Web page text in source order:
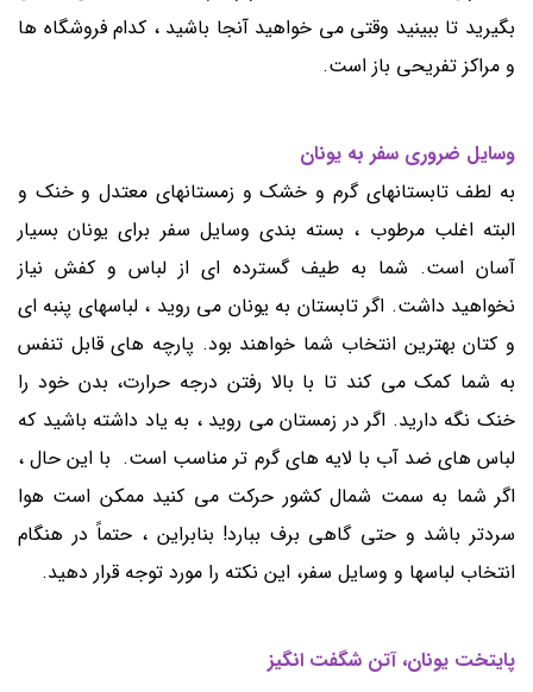
بگیرید تا ببینید وقتی می خواهید آنجا باشید ، کدام فروشگاه ها
و مراکز تفریحی باز است.
وسایل ضروری سفر به یونان
به لطف تابستانهای گرم و خشک و زمستانهای معتدل و خنک و
البته اغلب مرطوب ، بسته بندی وسایل سفر برای یونان بسیار
آسان است. شما به طیف گسترده ای از لباس و کفش نیاز
نخواهید داشت. اگر تابستان به یونان می روید ، لباسهای پنبه ای
و کتان بهترین انتخاب شما خواهند بود. پارچه های قابل تنفس
به شما کمک می کند تا با بالا رفتن درجه حرارت، بدن خود را
خنک نگه دارید. اگر در زمستان می روید ، به یاد داشته باشید که
لباس های ضد آب با لایه های گرم تر مناسب است. با این حال ،
اگر شما به سمت شمال کشور حرکت می کنید ممکن است هوا
سردتر باشد و حتی گاهی برف ببارد! بنابراین ، حتماً در هنگام
انتخاب لباسها و وسایل سفر، این نکته را مورد توجه قرار دهید.
پایتخت یونان، آتن شگفت انگیز